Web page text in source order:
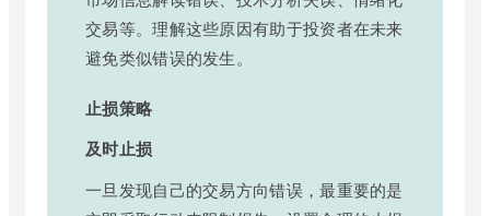
交易等。理解这些原因有助于投资者在未来
避免类似错误的发生。
止损策略
及时止损
一旦发现自己的交易方向错误，最重要的是